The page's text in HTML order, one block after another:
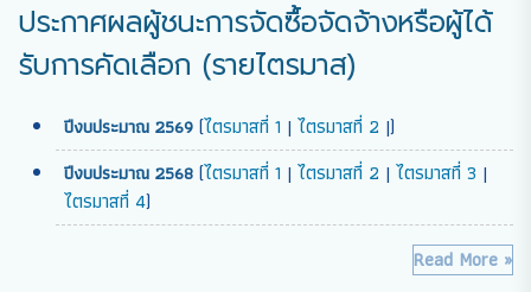
ประกาศผลผู้ชนะการจัดซื้อจัดจ้างหรือผู้ได้
รับการคัดเลือก (รายไตรมาส)
ปีงบประมาณ 2569 (ไตรมาสที่ 1 | ไตรมาสที่ 2 |)
ปีงบประมาณ 2568 (ไตรมาสที่ 1 | ไตรมาสที่ 2 | ไตรมาสที่ 3 |
ไตรมาสที่ 4)
Read More »